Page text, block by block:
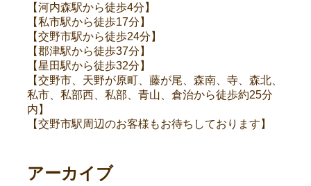
【河内森駅から徒歩4分】
【私市駅から徒歩17分】
【交野市駅から徒歩24分】
【郡津駅から徒歩37分】
【星田駅から徒歩32分】
【交野市、天野が原町、藤が尾、森南、寺、森北、
私市、私部西、私部、青山、倉治から徒歩約25分
内】
【交野市駅周辺のお客様もお待ちしております】
アーカイブ